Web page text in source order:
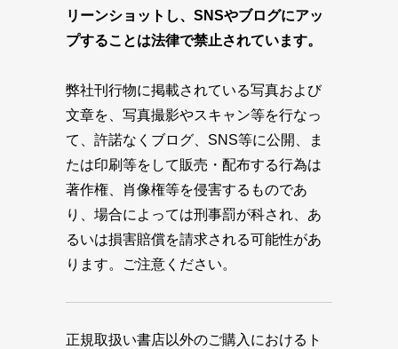
リーンショットし、SNSやブログにアッ
プすることは法律で禁止されています。
弊社刊行物に掲載されている写真および
文章を、写真撮影やスキャン等を行なっ
て、許諾なくブログ、SNS等に公開、ま
たは印刷等をして販売・配布する行為は
著作権、肖像権等を侵害するものであ
り、場合によっては刑事罰が科され、あ
るいは損害賠償を請求される可能性があ
ります。ご注意ください。
正規取扱い書店以外のご購入におけるト